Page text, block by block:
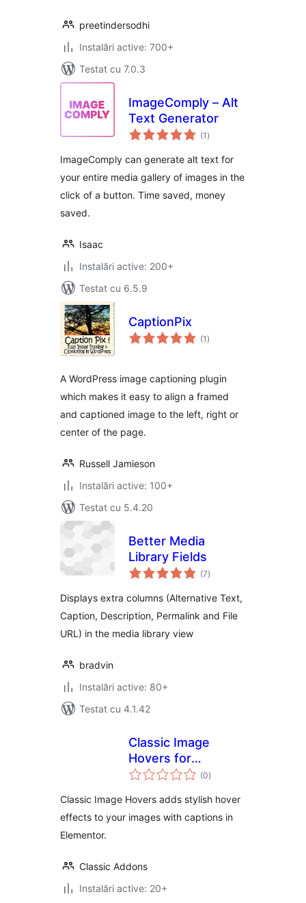
preetindersodhi
Instalări active: 700+
Testat cu 7.0.3
ImageComply – Alt
Text Generator
(1 total
aprecieri
)
ImageComply can generate alt text for
your entire media gallery of images in the
click of a button. Time saved, money
saved.
Isaac
Instalări active: 200+
Testat cu 6.5.9
CaptionPix
(1 total
aprecieri
)
A WordPress image captioning plugin
which makes it easy to align a framed
and captioned image to the left, right or
center of the page.
Russell Jamieson
Instalări active: 100+
Testat cu 5.4.20
Better Media
Library Fields
(7total
aprecieri
)
Displays extra columns (Alternative Text,
Caption, Description, Permalink and File
URL) in the media library view
bradvin
Instalări active: 80+
Testat cu 4.1.42
Classic Image
Hovers for
Elementor
(0total
aprecieri
)
Classic Image Hovers adds stylish hover
effects to your images with captions in
Elementor.
Classic Addons
Instalări active: 20+